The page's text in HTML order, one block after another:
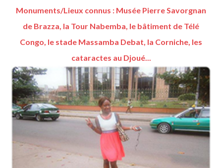
Monuments/Lieux connus : Musée Pierre Savorgnan
de Brazza, la Tour Nabemba, le bâtiment de Télé
Congo, le stade Massamba Debat, la Corniche, les
cataractes au Djoué...